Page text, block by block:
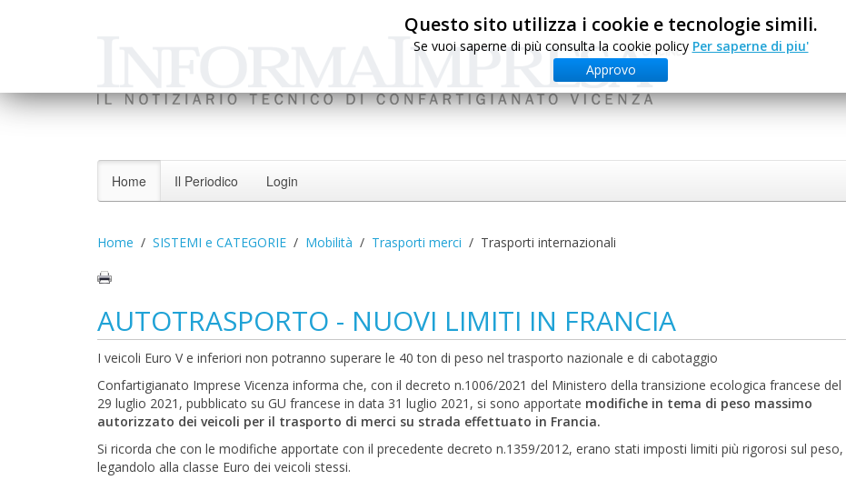
Questo sito utilizza i cookie e tecnologie simili.
Se vuoi saperne di più consulta la cookie policy Per saperne di piu'
Approvo
Home Il Periodico Login
Home SISTEMI e CATEGORIE Mobilità Trasporti merci Trasporti internazionali
AUTOTRASPORTO - NUOVI LIMITI IN FRANCIA
I veicoli Euro V e inferiori non potranno superare le 40 ton di peso nel trasporto nazionale e di cabotaggio
Confartigianato Imprese Vicenza informa che, con il decreto n.1006/2021 del Ministero della transizione ecologica francese del
29 luglio 2021, pubblicato su GU francese in data 31 luglio 2021, si sono apportate modifiche in tema di peso massimo
autorizzato dei veicoli per il trasporto di merci su strada effettuato in Francia.
Si ricorda che con le modifiche apportate con il precedente decreto n.1359/2012, erano stati imposti limiti più rigorosi sul peso,
legandolo alla classe Euro dei veicoli stessi.